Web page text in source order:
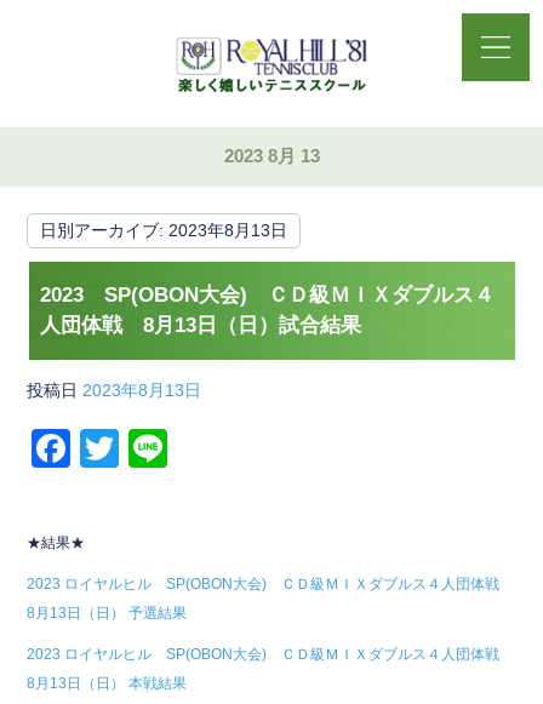
2023 8月 13
日別アーカイブ: 2023年8月13日
2023 SP(OBON大会) ＣＤ級ＭＩＸダブルス４
人団体戦 8月13日（日）試合結果
投稿日 2023年8月13日
F
c
b
o
o
T
★結果★
2023 ロイヤルヒル SP(OBON大会) ＣＤ級ＭＩＸダブルス４人団体戦
8月13日（日） 予選結果
2023 ロイヤルヒル SP(OBON大会) ＣＤ級ＭＩＸダブルス４人団体戦
8月13日（日） 本戦結果